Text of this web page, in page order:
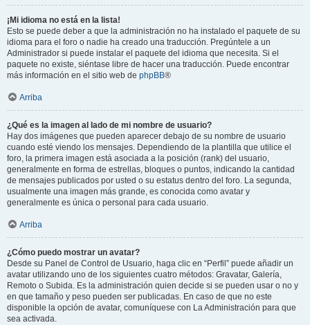
¡Mi idioma no está en la lista!
Esto se puede deber a que la administración no ha instalado el paquete de su
idioma para el foro o nadie ha creado una traducción. Pregúntele a un
Administrador si puede instalar el paquete del idioma que necesita. Si el
paquete no existe, siéntase libre de hacer una traducción. Puede encontrar
más información en el sitio web de phpBB®
Arriba
¿Qué es la imagen al lado de mi nombre de usuario?
Hay dos imágenes que pueden aparecer debajo de su nombre de usuario
cuando esté viendo los mensajes. Dependiendo de la plantilla que utilice el
foro, la primera imagen está asociada a la posición (rank) del usuario,
generalmente en forma de estrellas, bloques o puntos, indicando la cantidad
de mensajes publicados por usted o su estatus dentro del foro. La segunda,
usualmente una imagen más grande, es conocida como avatar y
generalmente es única o personal para cada usuario.
Arriba
¿Cómo puedo mostrar un avatar?
Desde su Panel de Control de Usuario, haga clic en “Perfil” puede añadir un
avatar utilizando uno de los siguientes cuatro métodos: Gravatar, Galería,
Remoto o Subida. Es la administración quien decide si se pueden usar o no y
en que tamaño y peso pueden ser publicadas. En caso de que no este
disponible la opción de avatar, comuníquese con La Administración para que
sea activada.